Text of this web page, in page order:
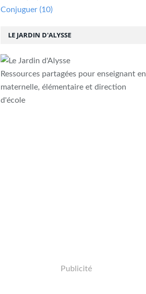
LE JARDIN D'ALYSSE
Ressources partagées pour enseignant en
maternelle, élémentaire et direction
d'école
Publicité
Conjuguer (10)